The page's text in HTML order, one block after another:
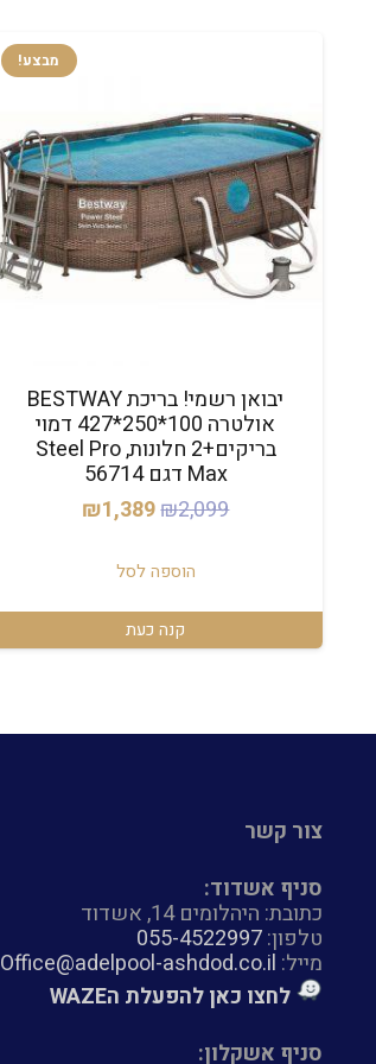
מבצע!
יבואן רשמי! בריכת BESTWAY
אולטרה 100*250*427 דמוי
בריקים+2 חלונות, Steel Pro
Max דגם 56714
₪2,099
המחיר
היה:
₪2,099.
₪1,389
המחיר
₪1,389.
הוספה לסל
קנה כעת
צור קשר
סניף אשדוד:
כתובת: היהלומים 14, אשדוד
טלפון:055-4522997
מייל: Office@adelpool-ashdod.co.il
לחצו כאן להפעלת הWAZE
סניף אשקלון: